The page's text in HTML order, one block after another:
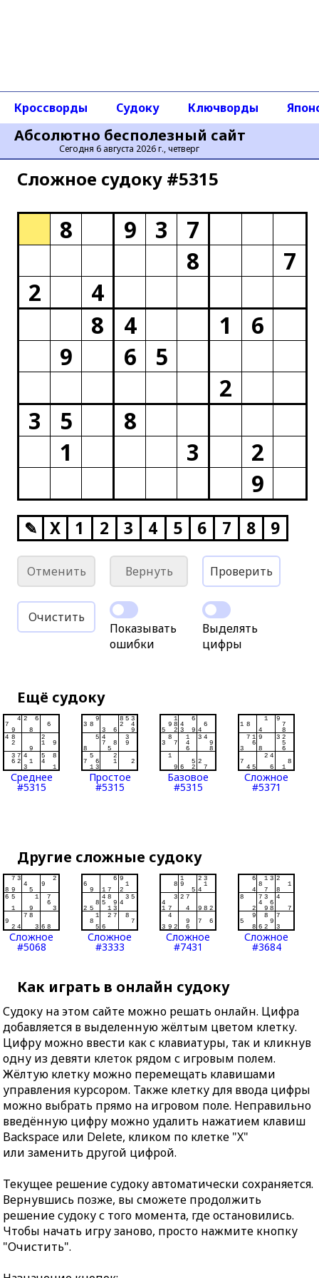
Абсолютно бесполезный сайт
Сегодня 6 августа 2026 г., четверг
Кроссворды Судоку Ключворды
Сложное cудоку #5315
8 9 3
7
8
7
2
4
8
4 1
6
9
6
5
2
3
5
8
1
3
2
9
✎ X 1 2 3 4 5 6 7 8 9
Отменить Вернуть Проверить
Очистить
Показывать
ошибки
Выделять
цифры
Ещё судоку
Среднее
#5315
Простое
#5315
Базовое
#5315
Сложное
#5371
Другие сложные судоку
Сложное
#5068
Сложное
#3333
Сложное
#7431
Сложное
#3684
Как играть в онлайн судоку
Судоку на этом сайте можно решать онлайн. Цифра
добавляется в выделенную жёлтым цветом клетку.
Цифру можно ввести как с клавиатуры, так и кликнув
одну из девяти клеток рядом с игровым полем.
Жёлтую клетку можно перемещать клавишами
управления курсором. Также клетку для ввода цифры
можно выбрать прямо на игровом поле. Неправильно
введённую цифру можно удалить нажатием клавиш
Backspace или Delete, кликом по клетке "X"
или заменить другой цифрой.
Текущее решение судоку автоматически сохраняется.
Вернувшись позже, вы сможете продолжить
решение судоку с того момента, где остановились.
Чтобы начать игру заново, просто нажмите кнопку
"Очистить".